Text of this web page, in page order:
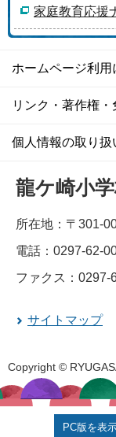
家庭教育応援
ホームページ利用
リンク・著作権・
個人情報の取り扱
龍ケ崎小
所在地：〒301-
電話：0297-62-
ファクス：0297-
サイトマップ
Copyright ©
PC版を表